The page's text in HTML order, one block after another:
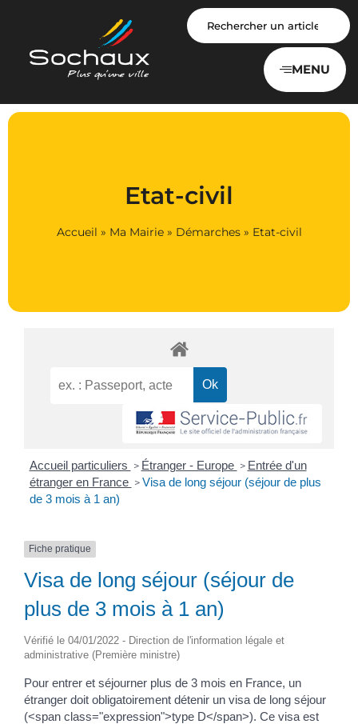
MENU
Etat-civil
Accueil » Ma Mairie» Démarches» Etat-civil
Accueil particuliers > Étranger - Europe > Entrée d'un
étranger en France > Visa de long séjour (séjour de plus
de 3 mois à 1 an)
Fiche pratique
Visa de long séjour (séjour de
plus de 3 mois à 1 an)
Vérifié le 04/01/2022 - Direction de l'information légale et
administrative (Première ministre)
Pour entrer et séjourner plus de 3 mois en France, un
étranger doit obligatoirement détenir un visa de long séjour
(<span class="expression">type D</span>). Ce visa est
Panneau de gestion des cookies